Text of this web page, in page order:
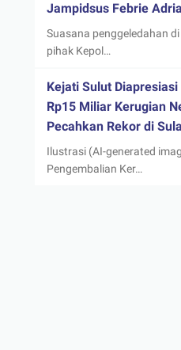
Jampidsus Febrie
Suasana penggeledahan
pihak Kepol…
Kejati Sulut
Rp15 Miliar Kerugian
Pecahkan Rekor di
Ilustrasi (AI-generated
Pengembalian Ker…